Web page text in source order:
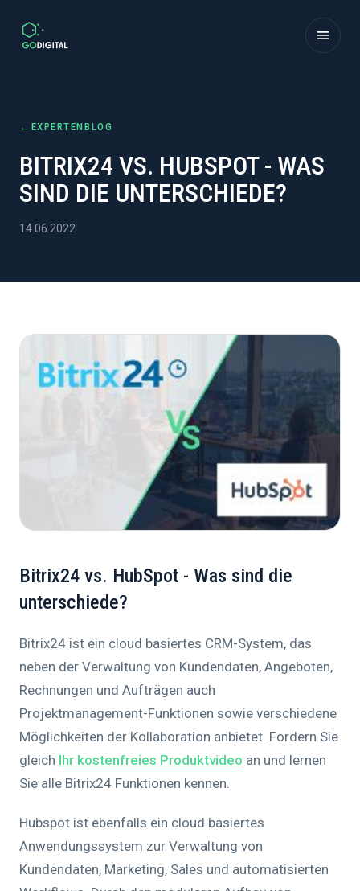
← EXPERTENBLOG
BITRIX24 VS. HUBSPOT - WAS
SIND DIE UNTERSCHIEDE?
14.06.2022
Bitrix24 vs. HubSpot - Was sind die
unterschiede?
Bitrix24 ist ein cloud basiertes CRM-System, das
neben der Verwaltung von Kundendaten, Angeboten,
Rechnungen und Aufträgen auch
Projektmanagement-Funktionen sowie verschiedene
Möglichkeiten der Kollaboration anbietet. Fordern Sie
gleich Ihr kostenfreies Produktvideo an und lernen
Sie alle Bitrix24 Funktionen kennen.
Hubspot ist ebenfalls ein cloud basiertes
Anwendungssystem zur Verwaltung von
Kundendaten, Marketing, Sales und automatisierten